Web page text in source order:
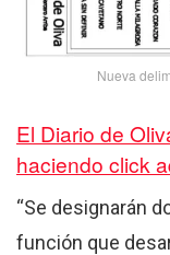
Nueva
El Diario de
haciendo click
“Se designarán
función que